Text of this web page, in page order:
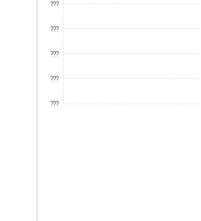
???
???
???
???
???